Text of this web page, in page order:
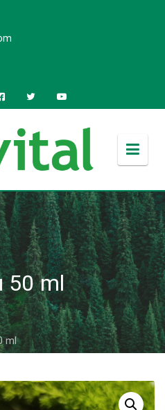
50 ml
ml